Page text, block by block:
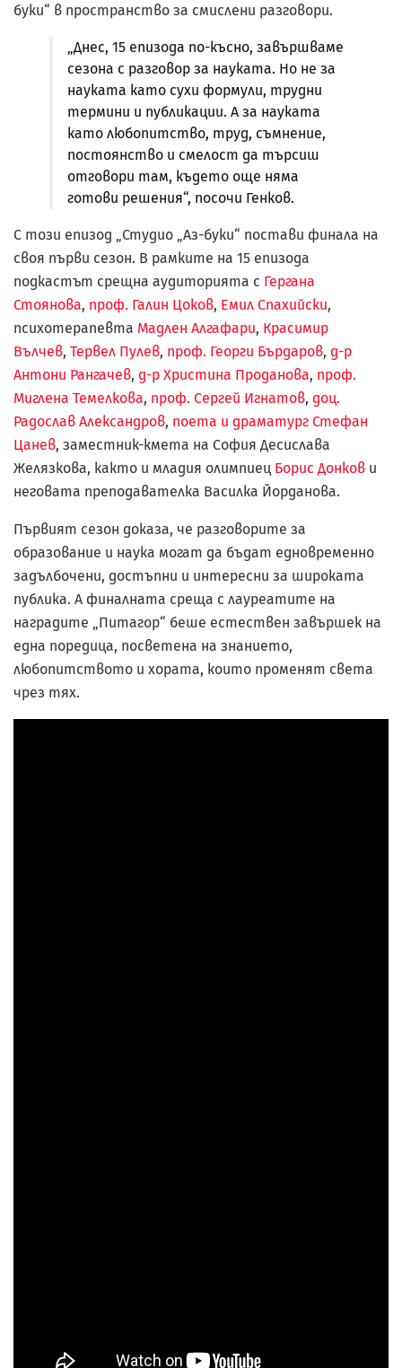
буки“ в пространство за смислени разговори.
„Днес, 15 епизода по-късно, завършваме
сезона с разговор за науката. Но не за
науката като сухи формули, трудни
термини и публикации. А за науката
като любопитство, труд, съмнение,
постоянство и смелост да търсиш
отговори там, където още няма
готови решения“, посочи Генков.
С този епизод „Студио „Аз-буки“ постави финала на
своя първи сезон. В рамките на 15 епизода
подкастът срещна аудиторията с Гергана
Стоянова, проф. Галин Цоков, Емил Спахийски,
психотерапевта Мадлен Алгафари, Красимир
Вълчев, Тервел Пулев, проф. Георги Бърдаров, д-р
Антони Рангачев, д-р Христина Проданова, проф.
Миглена Темелкова, проф. Сергей Игнатов, доц.
Радослав Александров, поета и драматург Стефан
Цанев, заместник-кмета на София Десислава
Желязкова, както и младия олимпиец Борис Донков и
неговата преподавателка Василка Йорданова.
Първият сезон доказа, че разговорите за
образование и наука могат да бъдат едновременно
задълбочени, достъпни и интересни за широката
публика. А финалната среща с лауреатите на
наградите „Питагор“ беше естествен завършек на
една поредица, посветена на знанието,
любопитството и хората, които променят света
чрез тях.